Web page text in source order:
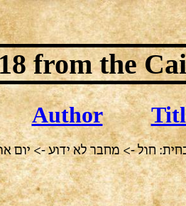
from the
Author
חול -> מחבר לא ידוע -> יום